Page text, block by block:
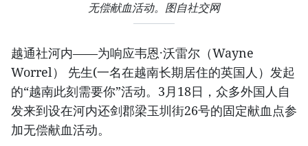
无偿献血活动。图自社交网
越通社河内——为响应韦恩·沃雷尔（Wayne
Worrel） 先生(一名在越南长期居住的英国人）发起
的“越南此刻需要你”活动。3月18日，众多外国人自
发来到设在河内还剑郡梁玉圳街26号的固定献血点参
加无偿献血活动。